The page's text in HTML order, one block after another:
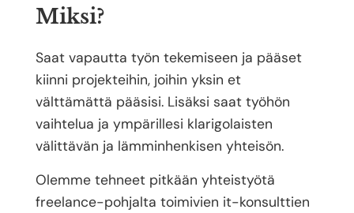
Miksi?
Saat vapautta työn tekemiseen ja pääset
kiinni projekteihin, joihin yksin et
välttämättä pääsisi. Lisäksi saat työhön
vaihtelua ja ympärillesi klarigolaisten
välittävän ja lämminhenkisen yhteisön.
Olemme tehneet pitkään yhteistyötä
freelance-pohjalta toimivien it-konsulttien